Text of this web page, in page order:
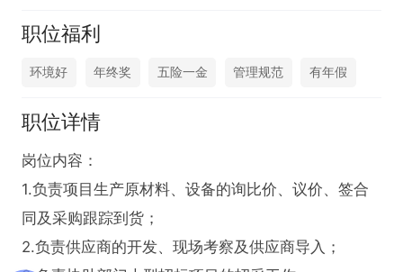
职位福利
环境好 年终奖 五险一金 管理规范 有年假
职位详情
岗位内容：
1.负责项目生产原材料、设备的询比价、议价、签合
同及采购跟踪到货；
2.负责供应商的开发、现场考察及供应商导入；